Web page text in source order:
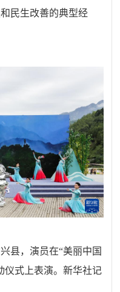
民生改善的典型经
县，演员在“美丽中国
仪式上表演。新华社记